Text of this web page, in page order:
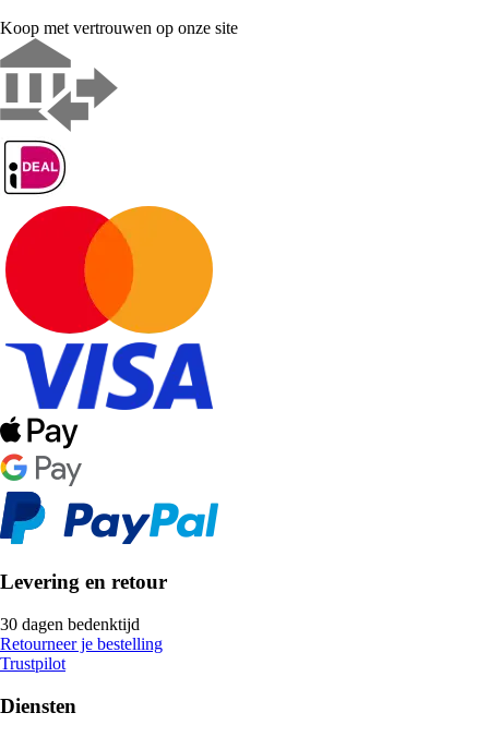
Koop met vertrouwen op onze site
Levering en retour
30 dagen bedenktijd
Retourneer je bestelling
Trustpilot
Diensten